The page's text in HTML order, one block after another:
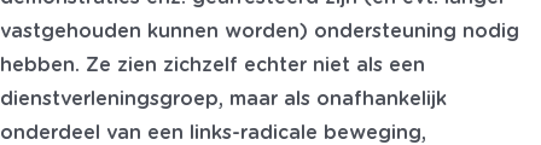
vastgehouden kunnen worden) ondersteuning nodig
hebben. Ze zien zichzelf echter niet als een
dienstverleningsgroep, maar als onafhankelijk
onderdeel van een links-radicale beweging,